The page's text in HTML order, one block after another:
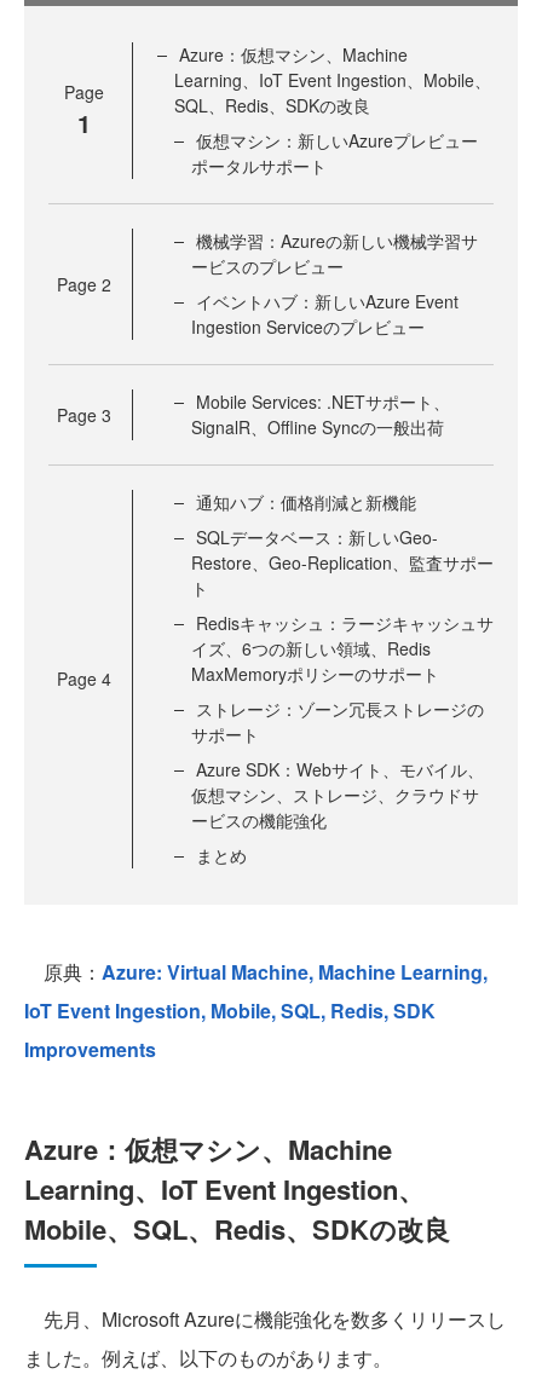
Page
1
Azure：仮想マシン、Machine
Learning、IoT Event Ingestion、Mobile、
SQL、Redis、SDKの改良
仮想マシン：新しいAzureプレビュー
ポータルサポート
Page 2
機械学習：Azureの新しい機械学習サ
ービスのプレビュー
イベントハブ：新しいAzure Event
Ingestion Serviceのプレビュー
Page 3
Mobile Services: .NETサポート、
SignalR、Offline Syncの一般出荷
Page 4
通知ハブ：価格削減と新機能
SQLデータベース：新しいGeo-
Restore、Geo-Replication、監査サポー
ト
Redisキャッシュ：ラージキャッシュサ
イズ、6つの新しい領域、Redis
MaxMemoryポリシーのサポート
ストレージ：ゾーン冗長ストレージの
サポート
Azure SDK：Webサイト、モバイル、
仮想マシン、ストレージ、クラウドサ
ービスの機能強化
まとめ
原典： Azure: Virtual Machine, Machine Learning,
IoT Event Ingestion, Mobile, SQL, Redis, SDK
Improvements
Azure：仮想マシン、Machine
Learning、IoT Event Ingestion、
Mobile、SQL、Redis、SDKの改良
先月、Microsoft Azureに機能強化を数多くリリースし
ました。例えば、以下のものがあります。